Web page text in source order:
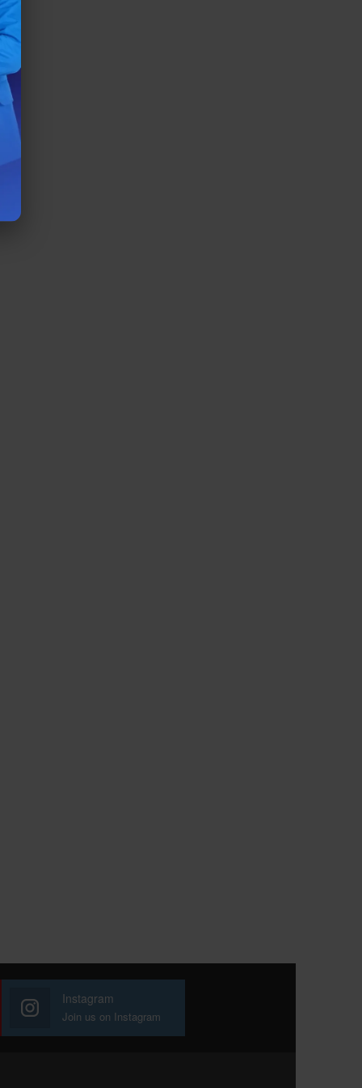
Instagram
Join us on Instagram